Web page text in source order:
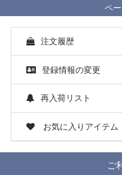
ペ
注文履歴
登録情報の変更
再入荷リスト
お気に入りアイテム
ご